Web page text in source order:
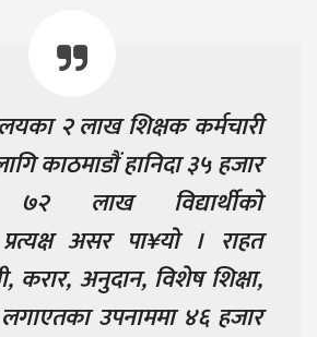
२ लाख शिक्षक कर्मचारी
काठमाडौं हानिदा ३५ हजार
७२ लाख विद्यार्थीको
असर पा¥यो । राहत
करार, अनुदान, विशेष शिक्षा,
लगाएतका उपनाममा ४६ हजार